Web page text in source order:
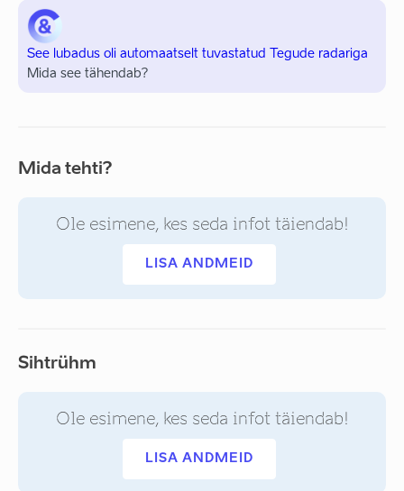
See lubadus oli automaatselt tuvastatud Tegude radariga
Mida see tähendab?
Mida tehti?
Ole esimene, kes seda infot täiendab!
LISA ANDMEID
Sihtrühm
Ole esimene, kes seda infot täiendab!
LISA ANDMEID